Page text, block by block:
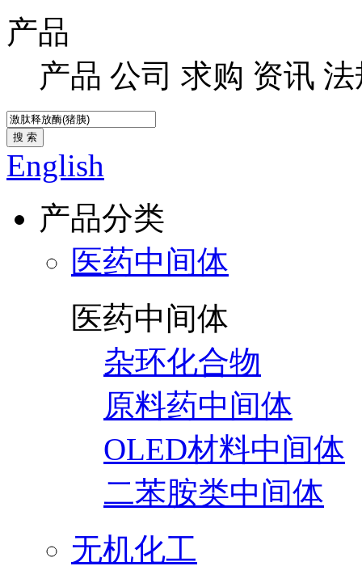
产品
产品 公司 求购 资讯 法
搜 索
English
产品分类
医药中间体
医药中间体
杂环化合物
原料药中间体
OLED材料中间体
二苯胺类中间体
无机化工